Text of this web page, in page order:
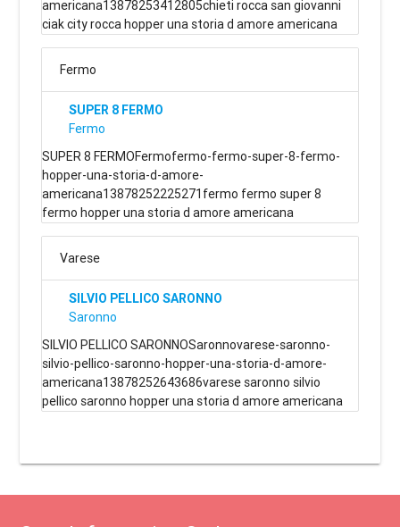
americana13878253412805chieti rocca san giovanni
ciak city rocca hopper una storia d amore americana
Fermo
SUPER 8 FERMO
Fermo
SUPER 8 FERMOFermofermo-fermo-super-8-fermo-
hopper-una-storia-d-amore-
americana13878252225271fermo fermo super 8
fermo hopper una storia d amore americana
Varese
SILVIO PELLICO SARONNO
Saronno
SILVIO PELLICO SARONNOSaronnovarese-saronno-
silvio-pellico-saronno-hopper-una-storia-d-amore-
americana13878252643686varese saronno silvio
pellico saronno hopper una storia d amore americana